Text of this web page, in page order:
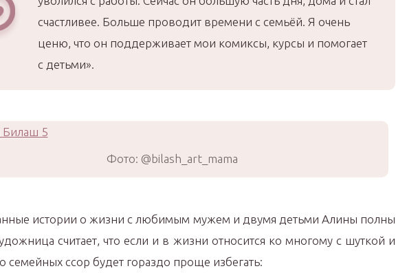
счастливее. Больше проводит времени с семьёй. Я очень
ценю, что он поддерживает мои комиксы, курсы и помогает
с детьми».
Фото: @bilash_art_mama
истории о жизни с любимым мужем и двумя детьми Алины полны
считает, что если и в жизни относится ко многому с шуткой и
семейных ссор будет гораздо проще избегать: